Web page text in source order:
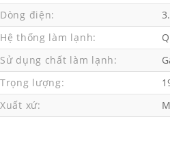
Dòng điện:
Hệ thống làm lạnh:
Sử dụng chất làm lạnh:
Trọng lượng:
Xuất xứ: